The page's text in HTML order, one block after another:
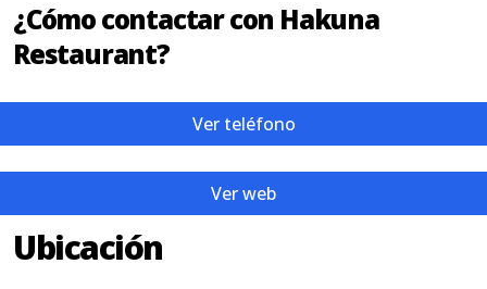
¿Cómo contactar con Hakuna
Restaurant?
Ver teléfono
Ver web
Ubicación